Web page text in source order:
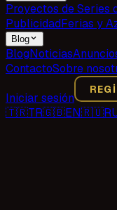
Proyectos de Series
PublicidadFerias y
Blog
BlogNoticias
ContactoSobre
Iniciar sesión
🇹🇷TR🇬🇧EN🇷🇺